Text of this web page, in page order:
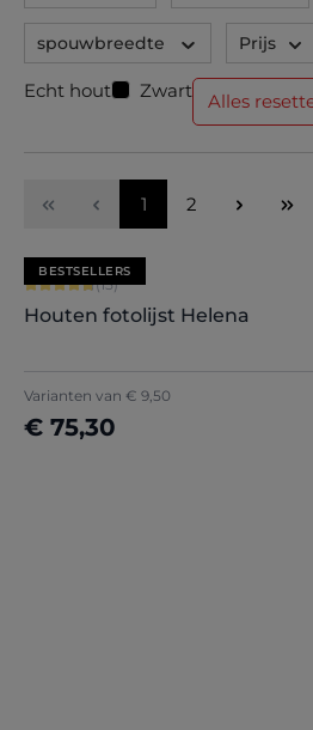
spouwbreedte Prijs
Echt hout Zwart Alles
Pagina
1 Pagina
2
BESTSELLERS
Gemiddelde waardering van 4.8
(15)
Houten fotolijst Helena
Varianten van € 9,50
€ 75,30